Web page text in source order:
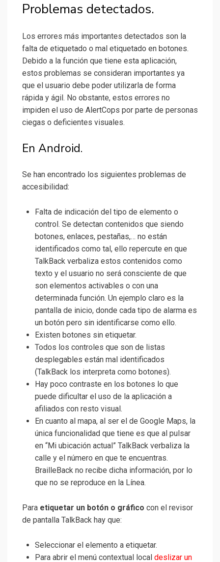
Problemas detectados.
Los errores más importantes detectados son la
falta de etiquetado o mal etiquetado en botones.
Debido a la función que tiene esta aplicación,
estos problemas se consideran importantes ya
que el usuario debe poder utilizarla de forma
rápida y ágil. No obstante, estos errores no
impiden el uso de AlertCops por parte de personas
ciegas o deficientes visuales.
En Android.
Se han encontrado los siguientes problemas de
accesibilidad:
Falta de indicación del tipo de elemento o
control. Se detectan contenidos que siendo
botones, enlaces, pestañas,… no están
identificados como tal, ello repercute en que
TalkBack verbaliza estos contenidos como
texto y el usuario no será consciente de que
son elementos activables o con una
determinada función. Un ejemplo claro es la
pantalla de inicio, donde cada tipo de alarma es
un botón pero sin identificarse como ello.
Existen botones sin etiquetar.
Todos los controles que son de listas
desplegables están mal identificados
(TalkBack los interpreta como botones).
Hay poco contraste en los botones lo que
puede dificultar el uso de la aplicación a
afiliados con resto visual.
En cuanto al mapa, al ser el de Google Maps, la
única funcionalidad que tiene es que al pulsar
en “Mi ubicación actual” TalkBack verbaliza la
calle y el número en que te encuentras.
BrailleBack no recibe dicha información, por lo
que no se reproduce en la Línea.
Para etiquetar un botón o gráfico con el revisor
de pantalla TalkBack hay que:
Seleccionar el elemento a etiquetar.
Para abrir el menú contextual local deslizar un